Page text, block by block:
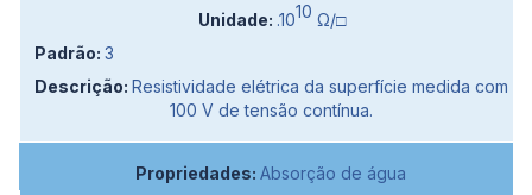
.1010 Ω/□
3
Resistividade elétrica da superfície medida com
100 V de tensão contínua.
Absorção de água